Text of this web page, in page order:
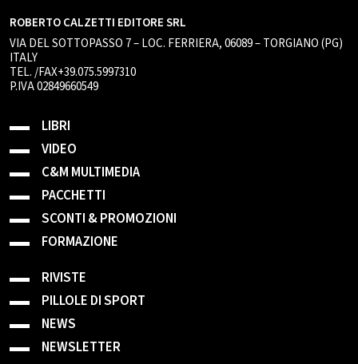
ROBERTO CALZETTI EDITORE SRL
VIA DEL SOTTOPASSO 7 – LOC. FERRIERA, 06089 – TORGIANO (PG)
ITALY
TEL. /FAX+39.075.5997310
P.IVA 02849660549
LIBRI
VIDEO
C&M MULTIMEDIA
PACCHETTI
SCONTI & PROMOZIONI
FORMAZIONE
RIVISTE
PILLOLE DI SPORT
NEWS
NEWSLETTER